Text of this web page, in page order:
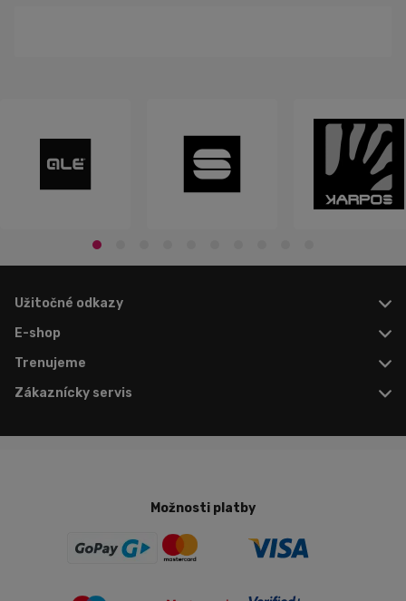
Užitočné odkazy
E-shop
Trenujeme
Zákaznícky servis
Možnosti platby